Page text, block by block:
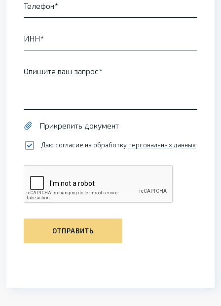
Телефон
ИНН
Опишите ваш запрос
Прикрепить документ
Даю согласие на обработку персональных данных
ОТПРАВИТЬ